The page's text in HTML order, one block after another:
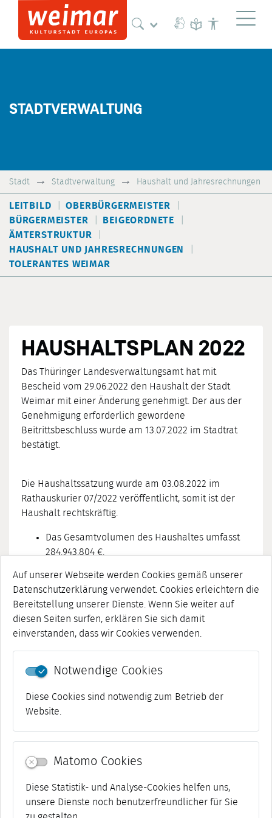
Auf unserer Webseite werden Cookies gemäß unserer
Datenschutzerklärung verwendet. Cookies erleichtern die
Bereitstellung unserer Dienste. Wenn Sie weiter auf
diesen Seiten surfen, erklären Sie sich damit
einverstanden, dass wir Cookies verwenden.
Notwendige Cookies
Diese Cookies sind notwendig zum Betrieb der
Website.
Matomo Cookies
Diese Statistik- und Analyse-Cookies helfen uns,
unsere Dienste noch benutzerfreundlicher für Sie
STADTVERWALTUNG
Stadt Stadtverwaltung Haushalt und Jahresrechnungen
LEITBILD
OBERBÜRGERMEISTER
BÜRGERMEISTER
BEIGEORDNETE
ÄMTERSTRUKTUR
HAUSHALT UND JAHRESRECHNUNGEN
TOLERANTES WEIMAR
HAUSHALTSPLAN 2022
Das Thüringer Landesverwaltungsamt hat mit
Bescheid vom 29.06.2022 den Haushalt der Stadt
Weimar mit einer Änderung genehmigt. Der aus der
Genehmigung erforderlich gewordene
Beitrittsbeschluss wurde am 13.07.2022 im Stadtrat
bestätigt.
Die Haushaltssatzung wurde am 03.08.2022 im
Rathauskurier 07/2022 veröffentlicht, somit ist der
Haushalt rechtskräftig.
Das Gesamtvolumen des Haushaltes umfasst
284.943.804 €.
Der Verwaltungshaushalt umfasst 215.209.894 €.
Der Vermögenshaushalt umfasst 69.733.910 €.
Haushalt 2022